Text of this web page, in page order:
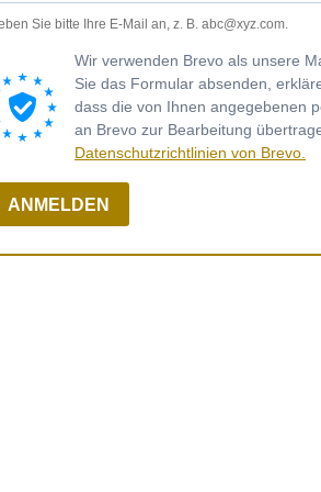
Sie bitte Ihre E-Mail an, z. B. abc@xyz.com.
Wir verwenden Brevo als unsere
Sie das Formular absenden,
dass die von Ihnen angegebenen
an Brevo zur Bearbeitung
Datenschutzrichtlinien von Brevo.
ANMELDEN